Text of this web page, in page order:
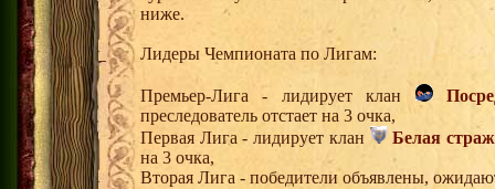
ниже.
Лидеры Чемпионата по Лигам:
Премьер-Лига - лидирует клан
преследователь отстает на 3 очка,
Первая Лига - лидирует клан
Белая
на 3 очка,
Вторая Лига - победители объявлены,